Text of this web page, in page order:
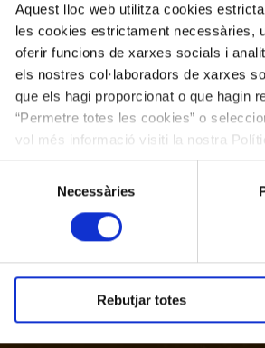
Aquest lloc web utilitza cookies
les cookies estrictament necessàries,
oferir funcions de xarxes socials i
els nostres col·laboradors de xarxes
que els hagi proporcionat o que hagin
“Permetre totes les cookies” o
vol més informació visiti la nostra
les cookies en qualsevol moment.
consentiment
Necessàries
Rebutjar totes